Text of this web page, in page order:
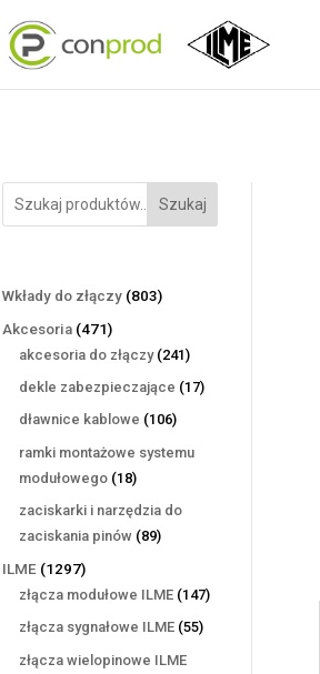
Szukaj
Wkłady do złączy 803803
Akcesoria 471471
produktów
akcesoria do złączy 241241
produktów
dekle zabezpieczające 1717
dławnice kablowe 106106
ramki montażowe systemu
modułowego 1818
produktów
zaciskarki i narzędzia do
zaciskania pinów 8989
ILME 12971297
produktów
złącza modułowe ILME 147147
złącza sygnałowe ILME 5555
złącza wielopinowe ILME